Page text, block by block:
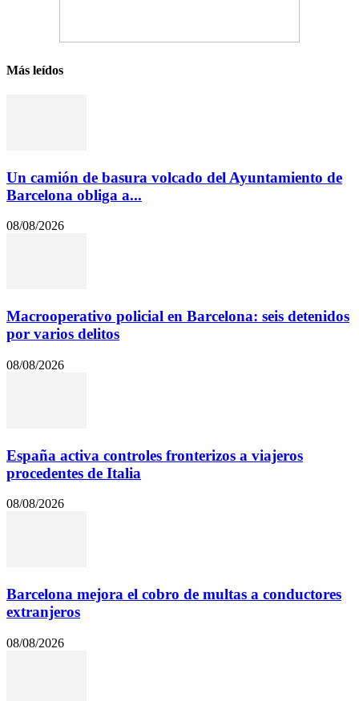
Más leídos
Un camión de basura volcado del Ayuntamiento de
Barcelona obliga a...
08/08/2026
Macrooperativo policial en Barcelona: seis detenidos
por varios delitos
08/08/2026
España activa controles fronterizos a viajeros
procedentes de Italia
08/08/2026
Barcelona mejora el cobro de multas a conductores
extranjeros
08/08/2026